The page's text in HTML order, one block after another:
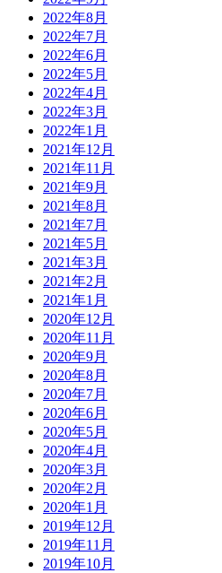
2022年8月
2022年7月
2022年6月
2022年5月
2022年4月
2022年3月
2022年1月
2021年12月
2021年11月
2021年9月
2021年8月
2021年7月
2021年5月
2021年3月
2021年2月
2021年1月
2020年12月
2020年11月
2020年9月
2020年8月
2020年7月
2020年6月
2020年5月
2020年4月
2020年3月
2020年2月
2020年1月
2019年12月
2019年11月
2019年10月